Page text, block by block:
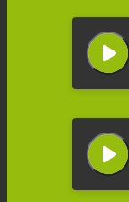
play_arrow
play_arrow